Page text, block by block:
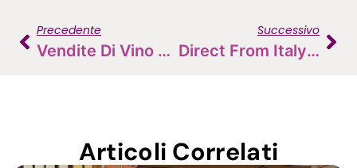
Precedente
Vendite Di Vino Ai Privati All’estero, Ecolog Consumer Nelle Terre Del Barolo
Successivo
Direct From Italy Amazon SPN – Partner Certified
Articoli Correlati